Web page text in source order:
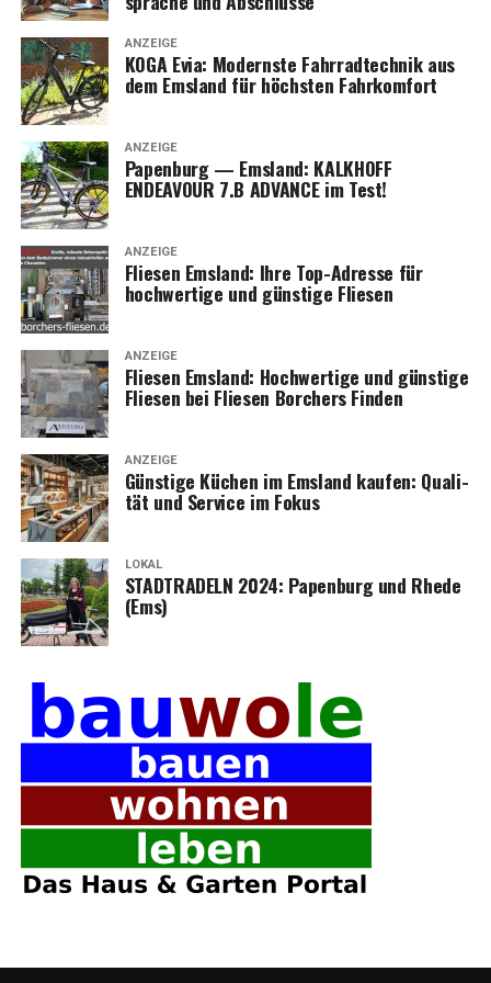
Anfor­de­run­gen genau umsetzen.
Für alle Bau- und Reno­vie­rungs­pro­jek­te – von der Pla­
nung bis zur Aus­füh­rung – BauWoLe.de ist Ihr zuver­läs­
si­ger Partner.
ANZEIGE
KOGA Evia: Moderns­te Fahr­rad­tech­nik aus
dem Ems­land für höchs­ten Fahrkomfort
ANZEIGE
Papen­burg — Ems­land: KALKHOFF
ENDEAVOUR 7.B ADVANCE im Test!
ANZEIGE
Flie­sen Ems­land: Ihre Top-Adres­se für
hoch­wer­ti­ge und güns­ti­ge Fliesen
ANZEIGE
Flie­sen Ems­land: Hoch­wer­ti­ge und güns­ti­ge
Flie­sen bei Flie­sen Bor­chers Finden
ANZEIGE
Güns­ti­ge Küchen im Ems­land kau­fen: Qua­li­
tät und Ser­vice im Fokus
LOKAL
STADTRADELN 2024: Papen­burg und Rhe­de
(Ems)